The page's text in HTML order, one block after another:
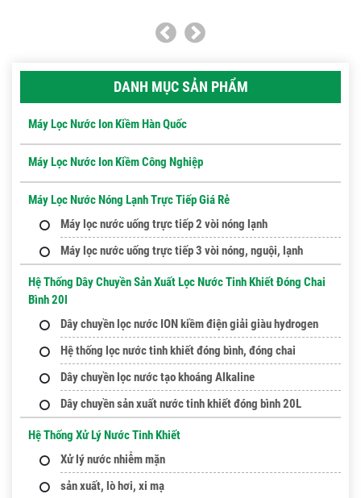
DANH MỤC SẢN PHẨM
Máy Lọc Nước Ion Kiềm Hàn Quốc
Máy Lọc Nước Ion Kiềm Công Nghiệp
Máy Lọc Nước Nóng Lạnh Trực Tiếp Giá Rẻ
Máy lọc nước uống trực tiếp 2 vòi nóng lạnh
Máy lọc nước uống trực tiếp 3 vòi nóng, nguội, lạnh
Hệ Thống Dây Chuyền Sản Xuất Lọc Nước Tinh Khiết Đóng Chai
Bình 20l
Dây chuyền lọc nước ION kiềm điện giải giàu hydrogen
Hệ thống lọc nước tinh khiết đóng bình, đóng chai
Dây chuyền lọc nước tạo khoáng Alkaline
Dây chuyền sản xuất nước tinh khiết đóng bình 20L
Hệ Thống Xử Lý Nước Tinh Khiết
Xử lý nước nhiễm mặn
sản xuất, lò hơi, xi mạ